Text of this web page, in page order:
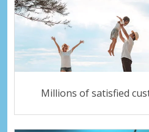
Millions of satisfied